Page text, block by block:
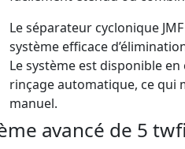
Le séparateur cyclonique
système efficace
Le système est disponible
rinçage automatique, ce qui
manuel.